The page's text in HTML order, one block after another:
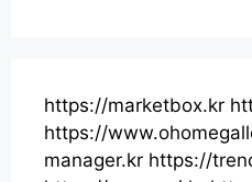
https://marketbox.kr
https://
manager.kr https://